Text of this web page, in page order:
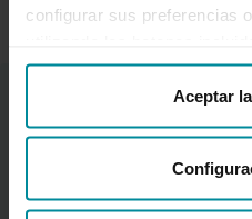
configurar sus preferencias
“Detalles”. También puede
como cambiar el
desde nuestraPolítica de
Aceptar
Descarga la
cliente en